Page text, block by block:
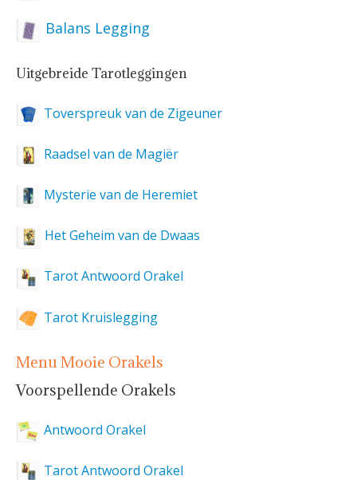
Balans Legging
Uitgebreide Tarotleggingen
Toverspreuk van de Zigeuner
Raadsel van de Magiër
Mysterie van de Heremiet
Het Geheim van de Dwaas
Tarot Antwoord Orakel
Tarot Kruislegging
Menu Mooie Orakels
Voorspellende Orakels
Antwoord Orakel
Tarot Antwoord Orakel